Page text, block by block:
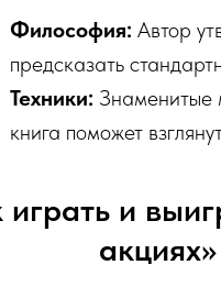
Философия: Автор
предсказать
Техники: Знаменитые
книга поможет
играть и